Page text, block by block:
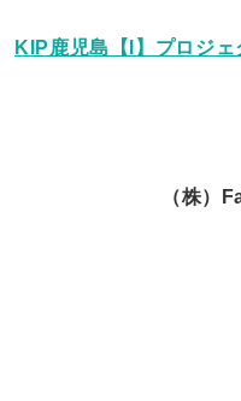
KIP鹿児島【I】プロジェ
（株）